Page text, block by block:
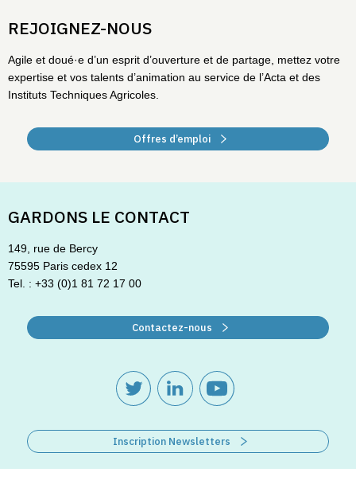
REJOIGNEZ-NOUS
Agile et doué·e d’un esprit d’ouverture et de partage, mettez votre
expertise et vos talents d’animation au service de l’Acta et des
Instituts Techniques Agricoles.
Offres d’emploi
GARDONS LE CONTACT
149, rue de Bercy
75595 Paris cedex 12
Tel. : +33 (0)1 81 72 17 00
Contactez-nous
Inscription Newsletters